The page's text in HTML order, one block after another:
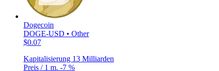
Dogecoin
DOGE-USD • Other
$0.07
Kapitalisierung 13 Milliarden
Preis / 1 m. -7 %